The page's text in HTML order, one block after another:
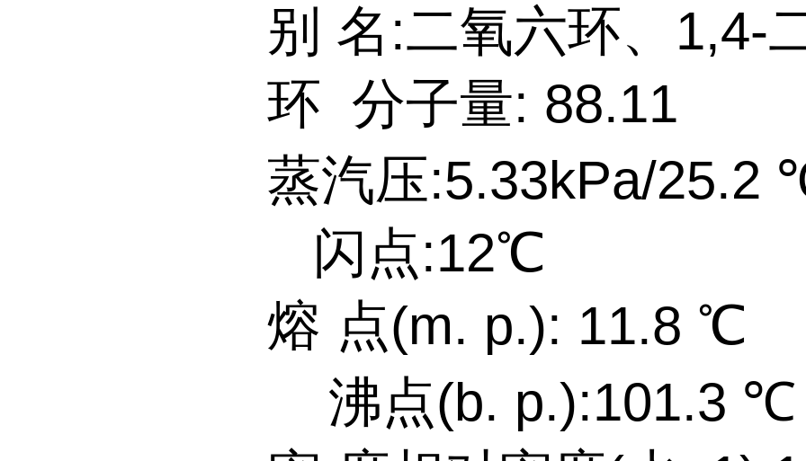
别 名:二氧六环、1,4-
环 分子量: 88.11
蒸汽压:5.33kPa/
闪点:12℃
熔 点(m. p.):
沸点(b. p.):101.3 ℃